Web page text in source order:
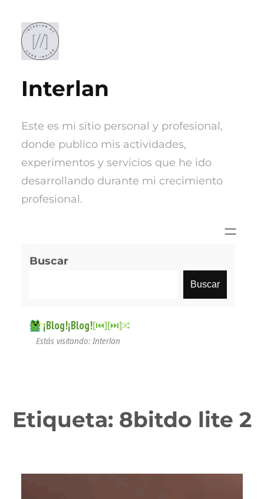
contenido
Interlan
Este es mi sitio personal y profesional,
donde publico mis actividades,
experimentos y servicios que he ido
desarrollando durante mi crecimiento
profesional.
Buscar
Buscar
¡Blog!¡Blog![⏮︎][⏭︎]
Estás visitando: Interlan
Etiqueta: 8bitdo lite 2